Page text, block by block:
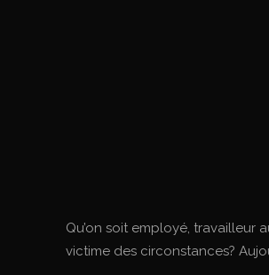
Qu’on soit employé, travailleur
victime des circonstances?